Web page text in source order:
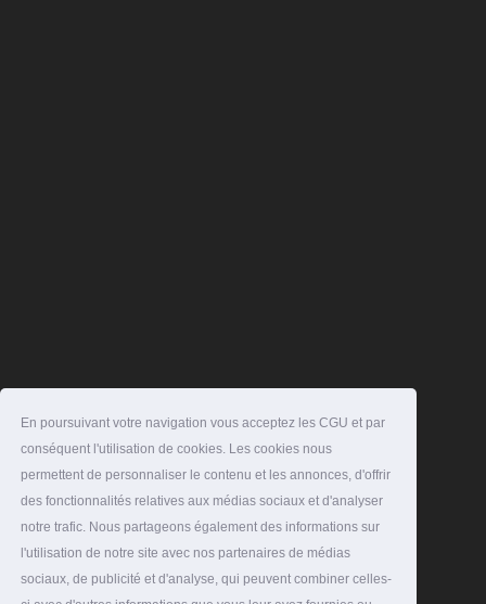
En poursuivant votre navigation vous acceptez les CGU et par
conséquent l'utilisation de cookies. Les cookies nous
permettent de personnaliser le contenu et les annonces, d'offrir
des fonctionnalités relatives aux médias sociaux et d'analyser
notre trafic. Nous partageons également des informations sur
l'utilisation de notre site avec nos partenaires de médias
sociaux, de publicité et d'analyse, qui peuvent combiner celles-